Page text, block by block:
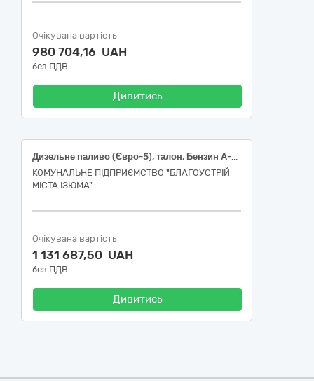
Очікувана вартість
980 704,16 UAH
без ПДВ
Дивитись
Дизельне паливо (Євро-5), талон, Бензин А-95 (Євро-5), талон
КОМУНАЛЬНЕ ПІДПРИЄМСТВО "БЛАГОУСТРІЙ
МІСТА ІЗЮМА"
Очікувана вартість
1 131 687,50 UAH
без ПДВ
Дивитись